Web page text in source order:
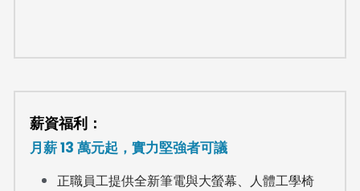
薪資福利：
月薪 13 萬元起，實力堅強者可議
正職員工提供全新筆電與大螢幕、人體工學椅